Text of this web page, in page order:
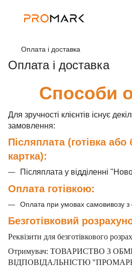
Оплата і доставка
Оплата і доставка
Способи
Для зручності клієнтів існує
замовлення:
Післяплата (готівка або
картка):
Післяплата у відділенні
Оплата готівкою:
Оплата при умовах самовивозу з
Безготівковий
Реквізити для безготівкового
Отримувач: ТОВАРИСТВО З
ВІДПОВІДАЛЬНІСТЮ